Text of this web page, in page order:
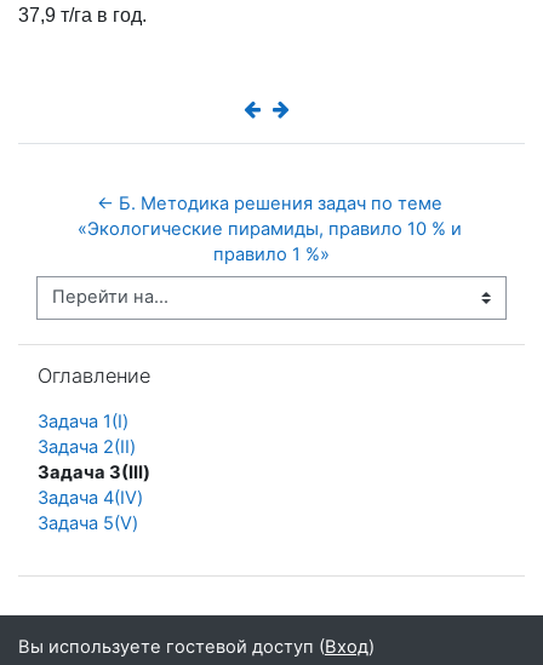
37,9 т/га в год.
← Б. Методика решения задач по теме
«Экологические пирамиды, правило 10 % и
правило 1 %»
Перейти на...
Оглавление
Задача 1(I)
Задача 2(II)
Задача 3(III)
Задача 4(IV)
Задача 5(V)
Вы используете гостевой доступ (Вход)